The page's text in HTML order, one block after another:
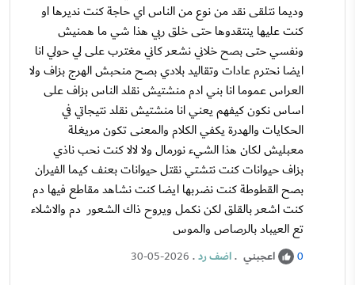
وديما نتلقى نقد من نوع من الناس اي حاجة كنت نديرها او
كنت عليها ينتقدوها حتى خلق ربي هذا شي ما همنيش
ونفسي حتى بصح خلاني نشعر كاني مغترب على لي حولي انا
ايضا نحترم عادات وتقاليد بلادي بصح منحبش الهرج بزاف ولا
العراس عموما انا بني ادم منشتيش نقلد الناس بزاف على
اساس نكون كيفهم يعني انا منشتيش نقلد نتيجاتي في
الحكايات والهدرة يكفي الكلام والمعنى تكون مريغلة
معبليش لكان هذا الشيء نورمال ولا لالا كنت نحب ناذي
بزاف حيوانات كنت نتشتي نقتل حيوانات بعنف كيما الفيران
بصح القطوطة كنت نضربها ايضا كنت نشاهد مقاطع فيها دم
كنت اشعر بالقلق لكن نكمل ويروح ذاك الشعور دم والاشلاء
تع العيباد بالرصاص والموس
0 اعجبني .اضف رد.
30-05-2026